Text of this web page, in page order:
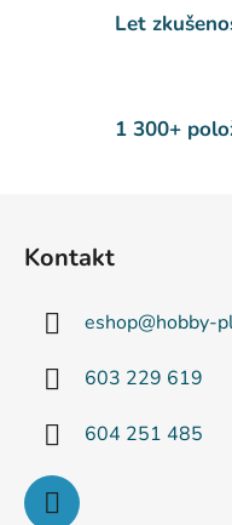
Let
1 300+
Kontakt
eshop@hobby-
603 229 619
604 251 485